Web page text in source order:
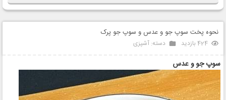
نحوه پخت سوپ جو و عدس و سوپ جو پرک
424 بازدید دسته: آشپزی
سوپ جو و عدس